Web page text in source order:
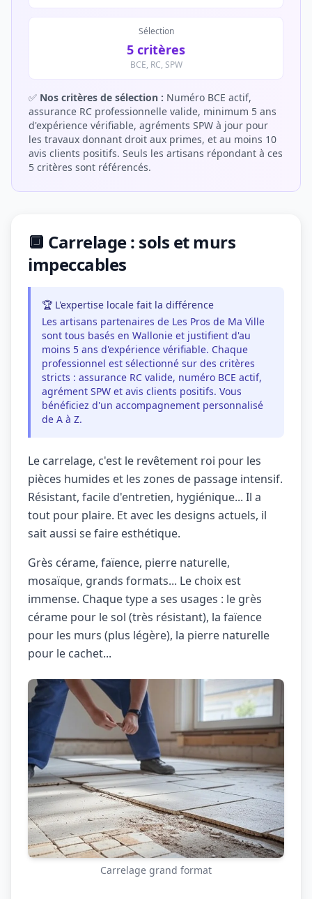
Sélection
5 critères
BCE, RC, SPW
✅ Nos critères de sélection : Numéro BCE actif,
assurance RC professionnelle valide, minimum 5 ans
d'expérience vérifiable, agréments SPW à jour pour
les travaux donnant droit aux primes, et au moins 10
avis clients positifs. Seuls les artisans répondant à ces
5 critères sont référencés.
🔲 Carrelage : sols et murs
impeccables
🏆 L'expertise locale fait la différence
Les artisans partenaires de Les Pros de Ma Ville
sont tous basés en Wallonie et justifient d'au
moins 5 ans d'expérience vérifiable. Chaque
professionnel est sélectionné sur des critères
stricts : assurance RC valide, numéro BCE actif,
agrément SPW et avis clients positifs. Vous
bénéficiez d'un accompagnement personnalisé
de A à Z.
Le carrelage, c'est le revêtement roi pour les
pièces humides et les zones de passage intensif.
Résistant, facile d'entretien, hygiénique... Il a
tout pour plaire. Et avec les designs actuels, il
sait aussi se faire esthétique.
Grès cérame, faïence, pierre naturelle,
mosaïque, grands formats... Le choix est
immense. Chaque type a ses usages : le grès
cérame pour le sol (très résistant), la faïence
pour les murs (plus légère), la pierre naturelle
pour le cachet...
Carrelage grand format